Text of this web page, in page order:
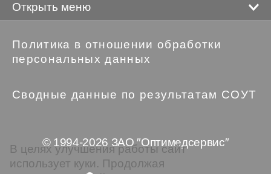
Открыть меню
Политика в отношении обработки
персональных данных
Сводные данные по результатам СОУТ
© 1994-2026 ЗАО ″Оптимедсервис″
В целях улучшения работы сайт
использует куки. Продолжая